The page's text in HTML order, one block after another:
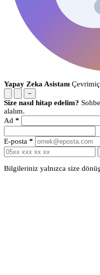
Yapay Zeka Asistanı
−
Size nasıl hitap edelim?
alalım.
Ad *
E-posta *
Bilgileriniz yalnızca size